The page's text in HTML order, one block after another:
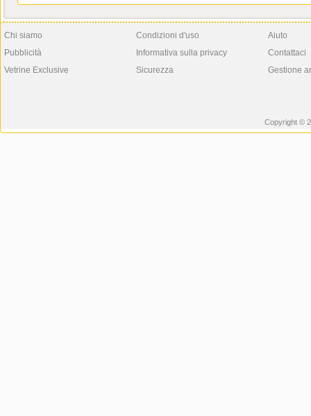
Chi siamo
Pubblicità
Vetrine Exclusive
Condizioni d'uso
Informativa sulla privacy
Sicurezza
Aiuto
Contattaci
Gestione
Copyright ©